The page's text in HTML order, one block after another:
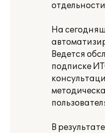
отдельности
На
Ведется
подписке
В